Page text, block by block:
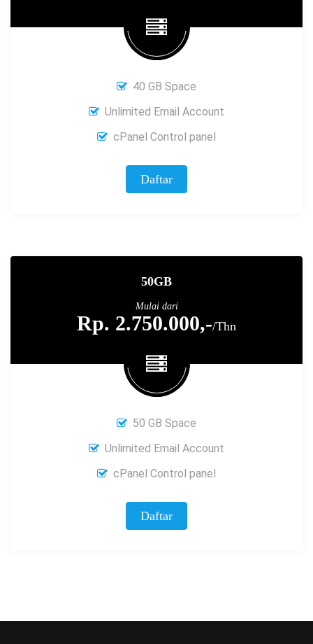
40 GB Space
Unlimited Email Account
cPanel Control panel
Daftar
50GB
Mulai dari
Rp. 2.750.000,-/Thn
50 GB Space
Unlimited Email Account
cPanel Control panel
Daftar